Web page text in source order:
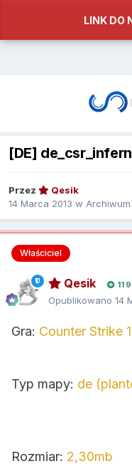
LINK DO
[DE]
Przez
Qesik
14 Marca 2013 w Archiwum
Właściciel
Qesik 11
Opublikowano 14
Gra: Counter Strike
Typ mapy: de
Rozmiar: 2,30mb